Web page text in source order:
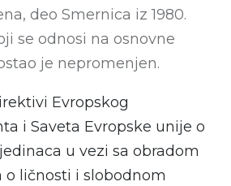
deo Smernica iz 1980.
se odnosi na osnovne
je nepromenjen.
Evropskog
i Saveta Evropske unije o
u vezi sa obradom
o ličnosti i slobodnom